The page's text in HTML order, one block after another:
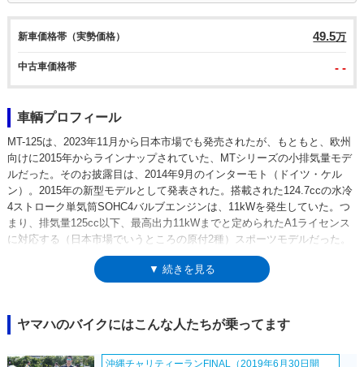
新車価格帯（実勢価格） 49.5万
中古車価格帯 - -
車輌プロフィール
MT-125は、2023年11月から日本市場でも発売されたが、もともと、欧州
向けに2015年からラインナップされていた、MTシリーズの小排気量モデ
ルだった。そのお披露目は、2014年9月のインターモト（ドイツ・ケル
ン）。2015年の新型モデルとして発表された。搭載された124.7ccの水冷
4ストローク単気筒SOHC4バルブエンジンは、11kWを発生していた。つ
まり、排気量125cc以下、最高出力11kWまでと定められたA1ライセンス
に対応する（日本市場でいうところの原付2種）スポーツモデルだった。
2015年から2016年モデルまでは、ABS搭載の有無が選択できたが、2017
年モデル以降は、ABS搭載仕様のみとなった。2020年モデルで新型とな
ブなスタイルに一新され、124.7cc水冷4スト単気筒SOHC4バルブエンジ
ンには、可変バルブ機構（VVA)が搭載された。また、リアタイヤ幅が130
ミリから140ミリに広くなるなどの変更を受けた。2021年モデルで、欧州
▼ 続きを見る
ヤマハのバイクにはこんな人たちが乗ってます
沖縄チャリティーランFINAL（2019年6月30日開